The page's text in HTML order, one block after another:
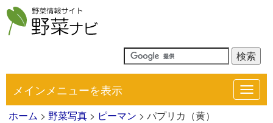
メインメニューを表示
ホーム > 野菜写真 > ピーマン > パプリカ（黄）